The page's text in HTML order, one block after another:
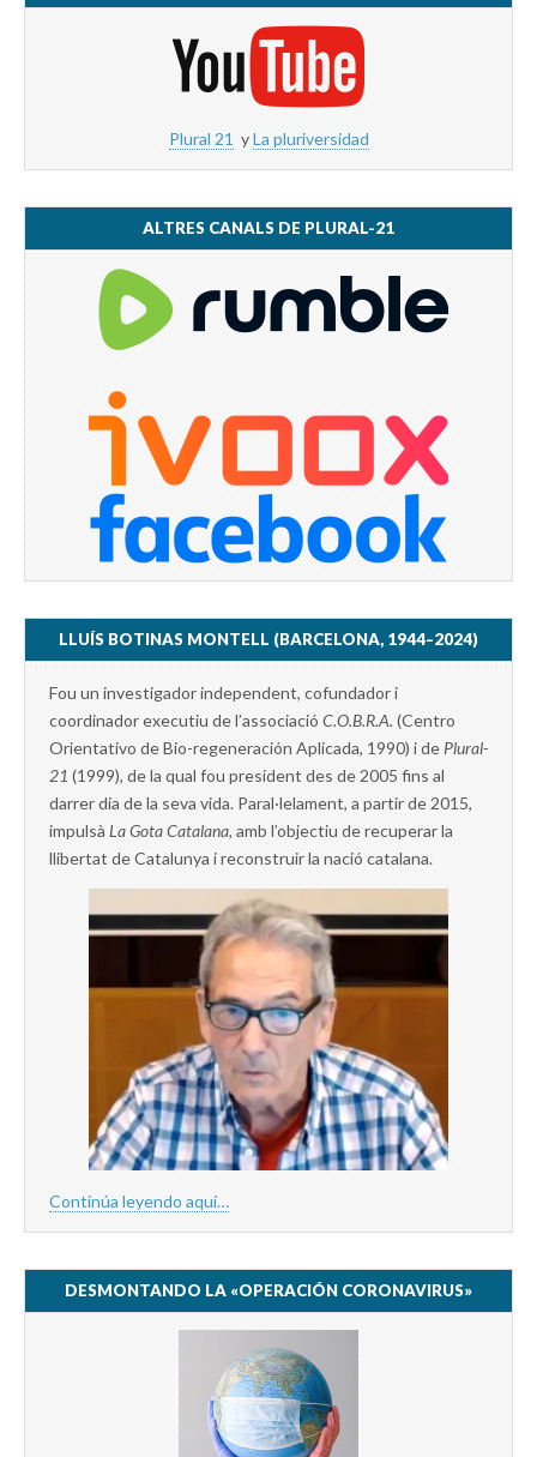
Plural 21 yLa pluriversidad
ALTRES CANALS DE PLURAL-21
LLUÍS BOTINAS MONTELL (BARCELONA, 1944–2024)
Fou un investigador independent, cofundador i
coordinador executiu de l’associació C.O.B.R.A. (Centro
Orientativo de Bio-regeneración Aplicada, 1990) i de Plural-
21 (1999), de la qual fou president des de 2005 fins al
darrer dia de la seva vida. Paral·lelament, a partir de 2015,
impulsà La Gota Catalana, amb l’objectiu de recuperar la
llibertat de Catalunya i reconstruir la nació catalana.
Continúa leyendo aquí…
DESMONTANDO LA «OPERACIÓN CORONAVIRUS»